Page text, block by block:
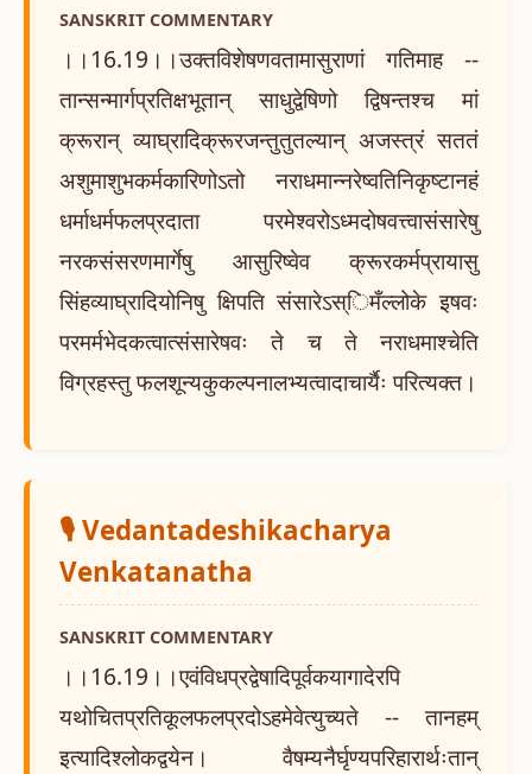
SANSKRIT COMMENTARY
।।16.19।।उक्तविशेषणवतामासुराणां गतिमाह --
तान्सन्मार्गप्रतिक्षभूतान् साधुद्वेषिणो द्विषन्तश्च मां
क्रूरान् व्याघ्रादिक्रूरजन्तुतुतल्यान् अजस्त्रं सततं
अशुमाशुभकर्मकारिणोऽतो नराधमान्नरेष्वतिनिकृष्टानहं
धर्माधर्मफलप्रदाता परमेश्वरोऽध्मदोषवत्त्वासंसारेषु
नरकसंसरणमार्गेषु आसुरिष्वेव क्रूरकर्मप्रायासु
सिंहव्याघ्रादियोनिषु क्षिपति संसारेऽस्िमँल्लोके इषवः
परमर्मभेदकत्वात्संसारेषवः ते च ते नराधमाश्चेति
विग्रहस्तु फलशून्यकुकल्पनालभ्यत्वादाचार्यैः परित्यक्त।
🎙️ Vedantadeshikacharya
Venkatanatha
SANSKRIT COMMENTARY
।।16.19।।एवंविधप्रद्वेषादिपूर्वकयागादेरपि
यथोचितप्रतिकूलफलप्रदोऽहमेवेत्युच्यते -- तानहम्
इत्यादिश्लोकद्वयेन। वैषम्यनैर्घृण्यपरिहारार्थःतान्